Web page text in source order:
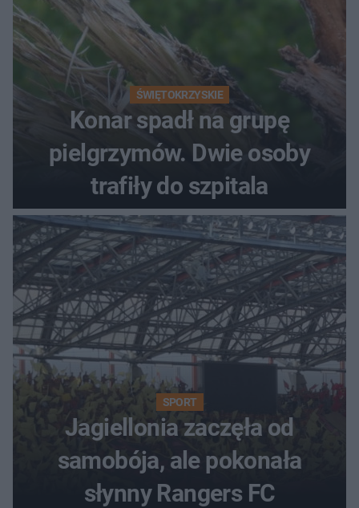
ŚWIĘTOKRZYSKIE
Konar spadł na grupę
pielgrzymów. Dwie osoby
trafiły do szpitala
SPORT
Jagiellonia zaczęła od
samobója, ale pokonała
słynny Rangers FC